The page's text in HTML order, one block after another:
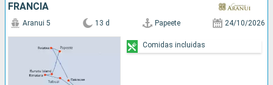
FRANCIA
Aranui 5 13 d Papeete 24/10/2026
Comidas incluidas